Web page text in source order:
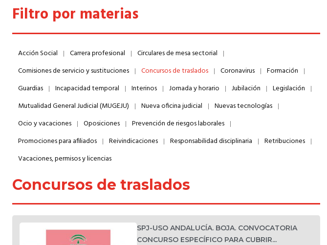
Filtro por materias
Acción Social Carrera profesional
Circulares de mesa sectorial
Comisiones de servicio y sustituciones
Concursos de traslados Coronavirus
Formación
Guardias
Incapacidad temporal Interinos Jornada y horario Jubilación
Legislación
Mutualidad General Judicial (MUGEJU)
Nueva oficina judicial
Nuevas tecnologías
Ocio y vacaciones
Oposiciones
Prevención de riesgos laborales
Promociones para afiliados
Reivindicaciones Responsabilidad disciplinaria
Retribuciones
Vacaciones, permisos y licencias
Concursos de traslados
SPJ-USO ANDALUCÍA. BOJA. CONVOCATORIA
CONCURSO ESPECÍFICO PARA CUBRIR...